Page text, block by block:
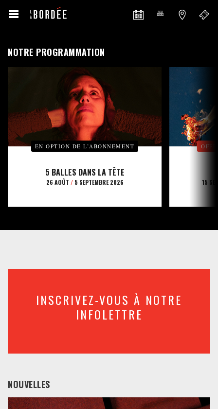
NOTRE PROGRAMMATION
EN OPTION DE L’ABONNEMENT
5 BALLES DANS LA TÊTE
26 AOÛT /5 SEPTEMBRE 2026 15
INSCRIVEZ-VOUS À NOTRE
INFOLETTRE
NOUVELLES